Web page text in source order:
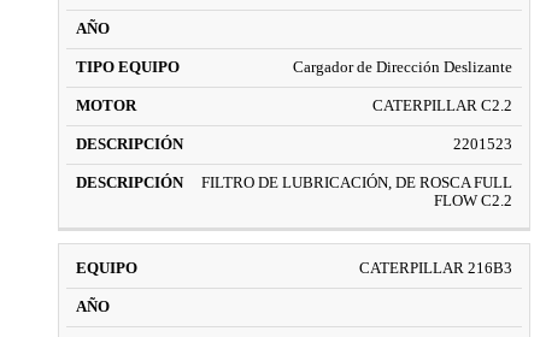
Cargador de Dirección Deslizante
CATERPILLAR C2.2
2201523
FILTRO DE LUBRICACIÓN, DE ROSCA FULL
FLOW C2.2
CATERPILLAR 216B3